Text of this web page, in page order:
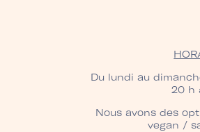
Du lundi au
20 h
Nous avons des
vegan /